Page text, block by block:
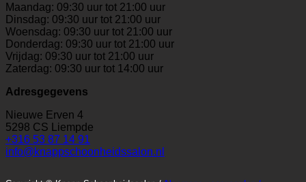
Maandag: 09:30 uur tot 21:00 uur
Dinsdag: 09:30 uur tot 21:00 uur
Woensdag: 09:30 uur tot 21:00 uur
Donderdag: 09:30 uur tot 21:00 uur
Vrijdag: 09:30 uur tot 21:00 uur
Zaterdag: 09:30 uur tot 14:00 uur
Adresgegevens
Nieuwe Erven 4
5298 CS Liempde
+316 53 87 14 91
info@knappschoonheidssalon.nl